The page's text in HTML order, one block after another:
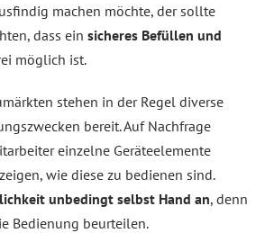
machen möchte, der sollte
dass ein sicheres Befüllen und
möglich ist.
stehen in der Regel diverse
bereit. Auf Nachfrage
einzelne Geräteelemente
wie diese zu bedienen sind.
unbedingt selbst Hand an, denn
Bedienung beurteilen.